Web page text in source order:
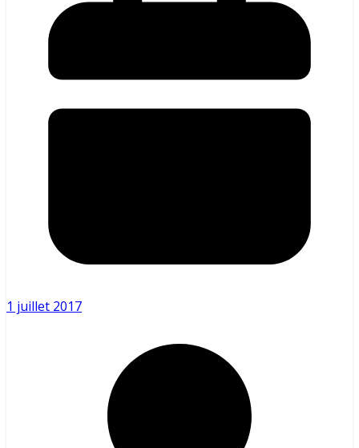
1 juillet 2017